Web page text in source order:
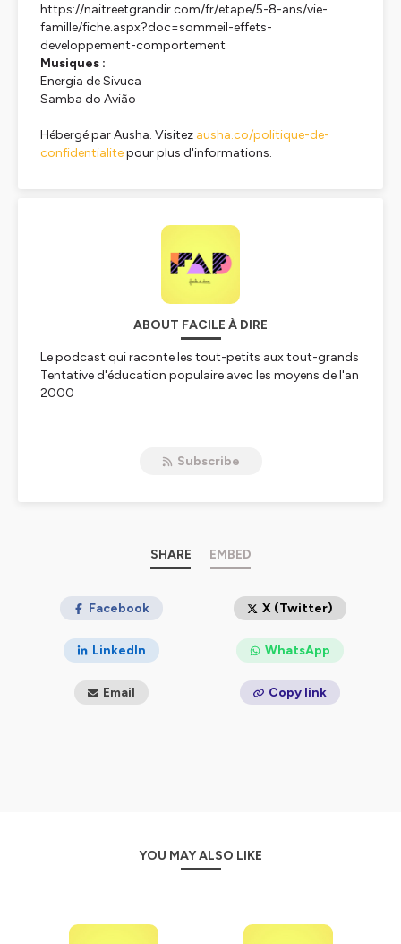
https://naitreetgrandir.com/fr/etape/5-8-ans/vie-
famille/fiche.aspx?doc=sommeil-effets-
developpement-comportement
Musiques :
Energia de Sivuca
Samba do Avião
Hébergé par Ausha. Visitez ausha.co/politique-de-
confidentialitepour plus d'informations.
ABOUT FACILE À DIRE
Le podcast qui raconte les tout-petits aux tout-grands
Tentative d'éducation populaire avec les moyens de l'an
2000
Subscribe
SHARE EMBED
Facebook X (Twitter)
LinkedIn WhatsApp
Email Copy link
YOU MAY ALSO LIKE